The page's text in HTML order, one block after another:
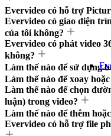
Evervideo có hỗ trợ
Evervideo có giao diện
của tôi không?
Evervideo có phát video
không?
Làm thế nào để sử dụng
Làm thế nào để xoay
Làm thế nào để chọn
luận) trong video?
Làm thế nào để thêm
Evervideo có hỗ trợ file